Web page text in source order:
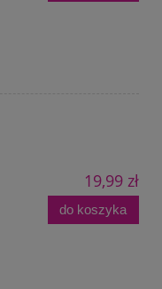
19,99 zł
do koszyka